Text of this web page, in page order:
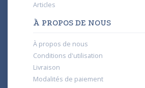
Articles
À PROPOS DE NOUS
À propos de nous
Conditions d'utilisation
Livraison
Modalités de paiement